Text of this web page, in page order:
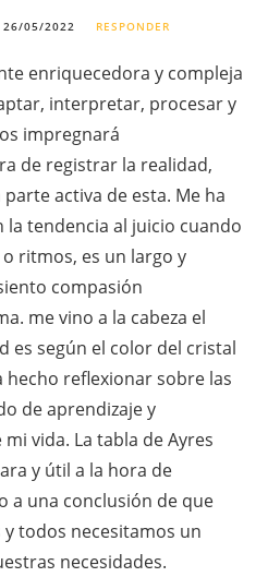
26/05/2022 RESPONDER
enriquecedora y compleja
interpretar, procesar y
impregnará
de registrar la realidad,
activa de esta. Me ha
tendencia al juicio cuando
ritmos, es un largo y
compasión
me vino a la cabeza el
es según el color del cristal
hecho reflexionar sobre las
de aprendizaje y
vida. La tabla de Ayres
y útil a la hora de
a una conclusión de que
todos necesitamos un
necesidades.